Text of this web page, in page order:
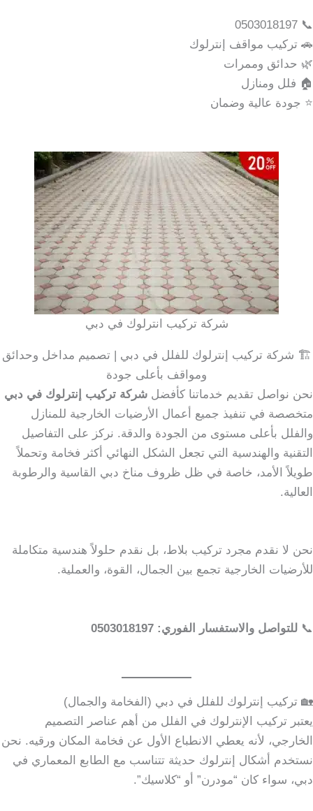
📞 0503018197
🚗 تركيب مواقف إنترلوك
🌿 حدائق وممرات
🏠 فلل ومنازل
⭐ جودة عالية وضمان
شركة تركيب انترلوك في دبي
🏗️ شركة تركيب إنترلوك للفلل في دبي | تصميم مداخل وحدائق
ومواقف بأعلى جودة
نحن نواصل تقديم خدماتنا كأفضل شركة تركيب إنترلوك في دبي
متخصصة في تنفيذ جميع أعمال الأرضيات الخارجية للمنازل
والفلل بأعلى مستوى من الجودة والدقة. نركز على التفاصيل
التقنية والهندسية التي تجعل الشكل النهائي أكثر فخامة وتحملاً
طويلاً الأمد، خاصة في ظل ظروف مناخ دبي القاسية والرطوبة
العالية.
نحن لا نقدم مجرد تركيب بلاط، بل نقدم حلولاً هندسية متكاملة
للأرضيات الخارجية تجمع بين الجمال، القوة، والعملية.
📞 للتواصل والاستفسار الفوري: 0503018197
🏡 تركيب إنترلوك للفلل في دبي (الفخامة والجمال)
يعتبر تركيب الإنترلوك في الفلل من أهم عناصر التصميم
الخارجي، لأنه يعطي الانطباع الأول عن فخامة المكان ورقيه. نحن
نستخدم أشكال إنترلوك حديثة تتناسب مع الطابع المعماري في
دبي، سواء كان “مودرن” أو “كلاسيك”.